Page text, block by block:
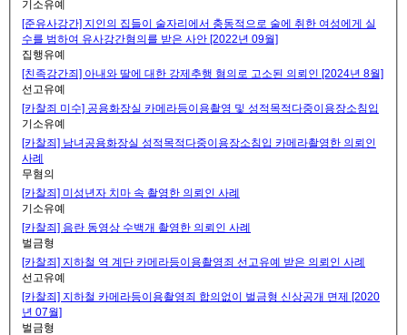
기소유예
[준유사강간] 지인의 집들이 술자리에서 충동적으로 술에 취한 여성에게 실
수를 범하여 유사강간혐의를 받은 사안 [2022년 09월]
집행유예
[친족강간죄] 아내와 딸에 대한 강제추행 혐의로 고소된 의뢰인 [2024년 8월]
선고유예
[카찰죄 미수] 공용화장실 카메라등이용촬영 및 성적목적다중이용장소침입
기소유예
[카찰죄] 남녀공용화장실 성적목적다중이용장소침입 카메라촬영한 의뢰인
사례
무혐의
[카찰죄] 미성년자 치마 속 촬영한 의뢰인 사례
기소유예
[카찰죄] 음란 동영상 수백개 촬영한 의뢰인 사례
벌금형
[카찰죄] 지하철 역 계단 카메라등이용촬영죄 선고유예 받은 의뢰인 사례
선고유예
[카찰죄] 지하철 카메라등이용촬영죄 합의없이 벌금형 신상공개 면제 [2020
년 07월]
벌금형